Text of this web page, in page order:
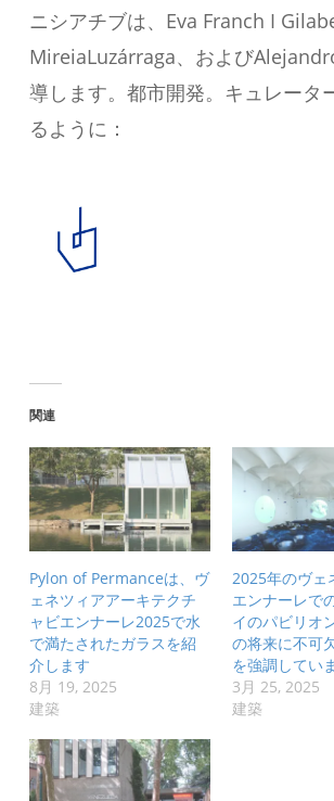
ニシアチブは、Eva Franch I
MireiaLuzárraga、および
導します。都市開発。キュレータ
るように：
関連
Pylon of Permanceは、ヴ
ェネツィアアーキテクチ
ャビエンナーレ2025で水
で満たされたガラスを紹
介します
8月 19, 2025
建築
2025年のヴェ
エンナーレで
イのパビリオ
の将来に不可
を強調してい
3月 25, 2025
建築